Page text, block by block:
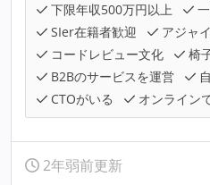
下限年収500万円以上
SIer在籍者歓迎
アジャ
コードレビュー文化
椅
B2Bのサービスを運営
CTOがいる
オンライン
2年弱前更新